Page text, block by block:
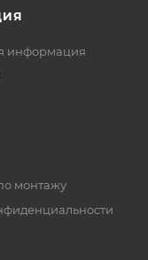
информация
монтажу